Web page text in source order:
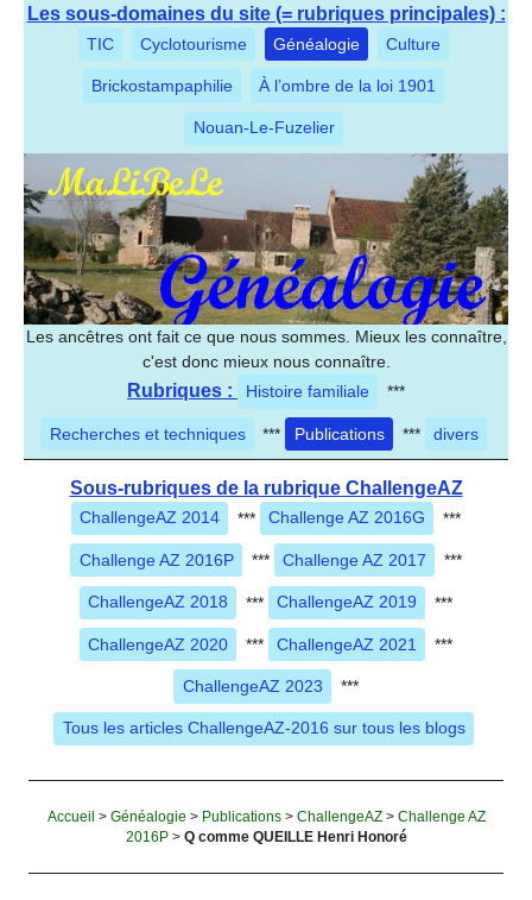
Les sous-domaines du site (= rubriques principales) :
TIC Cyclotourisme Généalogie Culture
Brickostampaphilie À l’ombre de la loi 1901
Nouan-Le-Fuzelier
Les ancêtres ont fait ce que nous sommes. Mieux les connaître,
c'est donc mieux nous connaître.
Rubriques : Histoire familiale ***
Recherches et techniques *** Publications *** divers
Sous-rubriques de la rubrique ChallengeAZ
ChallengeAZ 2014 *** Challenge AZ 2016G ***
Challenge AZ 2016P *** Challenge AZ 2017 ***
ChallengeAZ 2018 *** ChallengeAZ 2019 ***
ChallengeAZ 2020 *** ChallengeAZ 2021 ***
ChallengeAZ 2023 ***
Tous les articles ChallengeAZ-2016 sur tous les blogs
Accueil > Généalogie > Publications> ChallengeAZ> Challenge AZ
2016P> Q comme QUEILLE Henri Honoré